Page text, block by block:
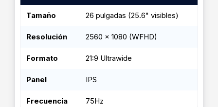
Tamaño 26 pulgadas (25.6" visibles)
Resolución 2560 x 1080 (WFHD)
Formato 21:9 Ultrawide
Panel IPS
Frecuencia 75Hz